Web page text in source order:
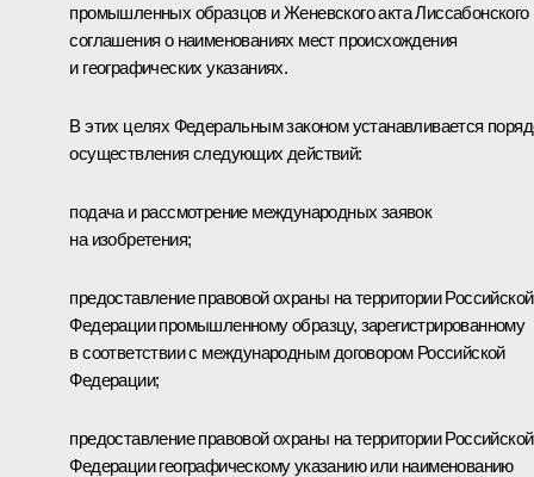
промышленных образцов и Женевского акта Лиссабонского
соглашения о наименованиях мест происхождения
и географических указаниях.
В этих целях Федеральным законом устанавливается
осуществления следующих действий:
подача и рассмотрение международных заявок
на изобретения;
предоставление правовой охраны на территории Российской
Федерации промышленному образцу, зарегистрированному
в соответствии с международным договором Российской
Федерации;
предоставление правовой охраны на территории Российской
Федерации географическому указанию или наименованию